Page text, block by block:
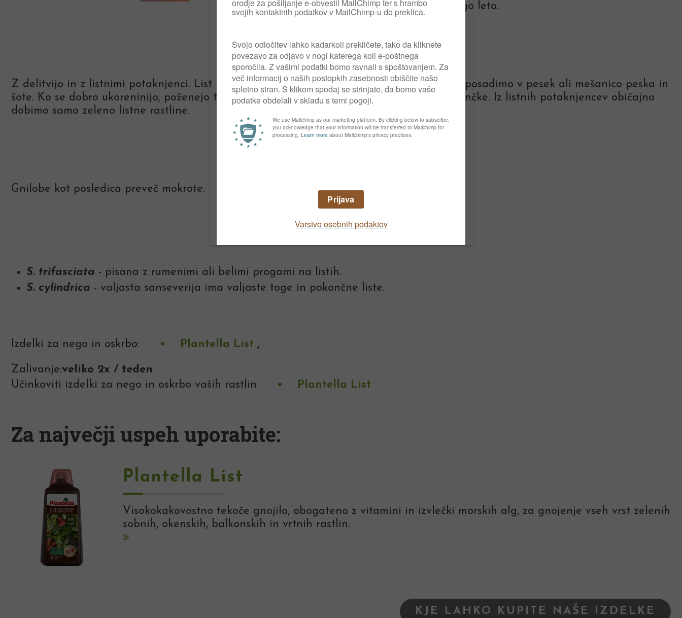
Presajamo vsako drugo leto.
Razmnoževanje
Z delitvijo in z listnimi potaknjenci. List narežemo na 12 do 15 cm dolge kose in jih plitvo posadimo v pesek ali mešanico peska in
šote. Ko se dobro ukoreninijo, poženejo tudi nove liste in takrat jih posadimo v majhne lončke. Iz listnih potaknjencev običajno
dobimo samo zeleno listne rastline.
Bolezni in škodljivci
Gnilobe kot posledica preveč mokrote.
Sorte
S. trifasciata - pisana z rumenimi ali belimi progami na listih.
S. cylindrica - valjasta sanseverija ima valjaste toge in pokončne liste.
Izdelki za nego in oskrbo: Plantella List ,
Zalivanje:veliko 2x / teden
Učinkoviti izdelki za nego in oskrbo vaših rastlin
Plantella List
Za največji uspeh uporabite:
Plantella List
Visokokakovostno tekoče gnojilo, obogateno z vitamini in izvlečki morskih alg, za gnojenje vseh vrst zelenih
sobnih, okenskih, balkonskih in vrtnih rastlin.
KJE LAHKO KUPITE NAŠE IZDELKE